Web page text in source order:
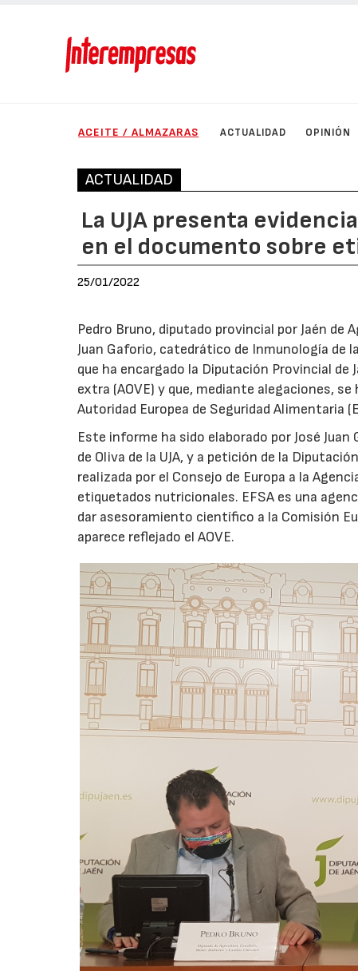
ACEITE / ALMAZARAS ACTUALIDAD OPINIÓN
ACTUALIDAD
La UJA presenta
en el documento sobre
25/01/2022
Pedro Bruno, diputado provincial por Jaén de
Juan Gaforio, catedrático de Inmunología de la
que ha encargado la Diputación Provincial de
extra (AOVE) y que, mediante alegaciones,
Autoridad Europea de Seguridad Alimentaria
Este informe ha sido elaborado por José
de Oliva de la UJA, y a petición de la
realizada por el Consejo de Europa a la
etiquetados nutricionales. EFSA es una
dar asesoramiento científico a la Comisión
aparece reflejado el AOVE.